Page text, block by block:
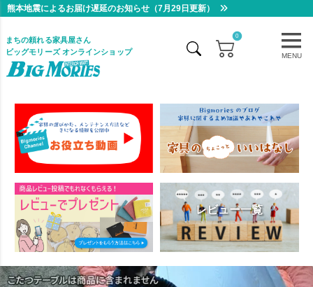
熊本地震によるお届け遅延のお知らせ（7月29日更新）
MENU
まちの頼れる家具屋さん
ビッグモリーズ オンラインショップ
0
レビュー一覧